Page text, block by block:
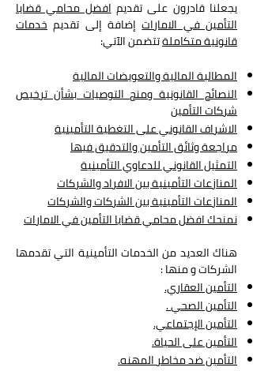
يجعلنا قادرون على تقديمافضل محامي قضايا
التأمين في الاماراتإضافة إلى تقديم خدمات
قانونية متكاملةتتضمن الآتي:
المطالبة المالية والتعويضات المالية
النصائح القانونية ومنح التوصيات بشأن ترخيص
شركات التأمين
الاشراف القانوني على التغطية التأمينية
مراجعة وثائق التأمين والتدقيق فيها
التمثيل القانوني للدعاوي التأمينية
المنازعات التأمينية بين الافراد والشركات
المنازعات التأمينية بين الشركات والشركات
نمنحك افضل محامي قضاياالتأمين في الامارات
هناك العديد من الخدمات التأمينية التي تقدمها
الشركات و منها :
التأمين العقاري.
التأمين الصحي.
التأمين الإجتماعي.
التأمين على الحياة.
التأمين ضد مخاطرالمهنه.